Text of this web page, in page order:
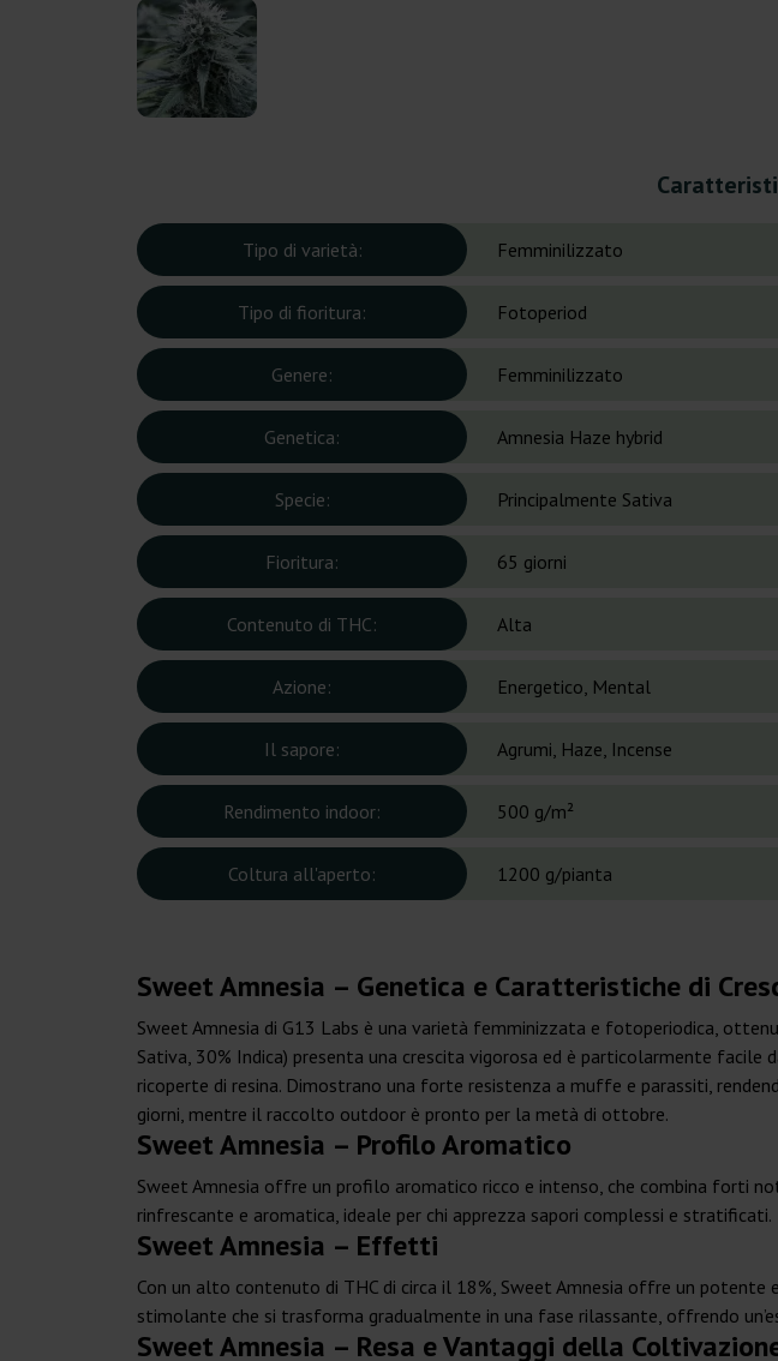
Tipo di varietà: Femminilizzato
Tipo di fioritura: Fotoperiod
Genere: Femminilizzato
Genetica: Amnesia Haze hybrid
Specie: Principalmente Sativa
Fioritura: 65 giorni
Contenuto di THC: Alta
Azione: Energetico, Mental
Il sapore: Agrumi, Haze, Incense
Rendimento indoor: 500 g/m²
Coltura all'aperto: 1200 g/pianta
Sweet Amnesia – Genetica e Caratteristiche di
Sweet Amnesia di G13 Labs è una varietà femminizzata e fotoperiodica,
Sativa, 30% Indica) presenta una crescita vigorosa ed è particolarmente facile
ricoperte di resina. Dimostrano una forte resistenza a muffe e parassiti,
giorni, mentre il raccolto outdoor è pronto per la metà di ottobre.
Sweet Amnesia – Profilo Aromatico
Sweet Amnesia offre un profilo aromatico ricco e intenso, che combina forti
rinfrescante e aromatica, ideale per chi apprezza sapori complessi e stratificati.
Sweet Amnesia – Effetti
Con un alto contenuto di THC di circa il 18%, Sweet Amnesia offre un
stimolante che si trasforma gradualmente in una fase rilassante, offrendo
Sweet Amnesia – Resa e Vantaggi della